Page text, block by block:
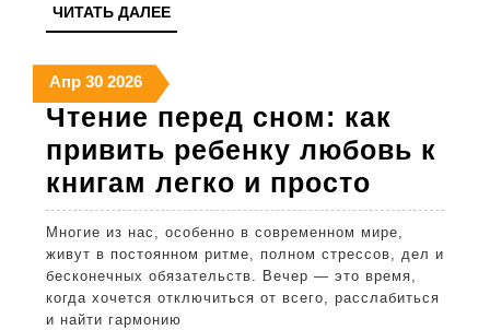
комнаты
вашего
дома
ЧИТАТЬ ДАЛЕЕЧИТАТЬ
ДАЛЕЕ
Апр30
апреля
2026
3030
апреля
2026
202630
апреля
2026
Чтение перед сном: как
привить ребенку любовь к
книгам легко и просто
перед
сном:
как
привить
Многие из нас, особенно в современном мире,
живут в постоянном ритме, полном стрессов, дел и
бесконечных обязательств. Вечер — это время,
когда хочется отключиться от всего, расслабиться
и найти гармонию